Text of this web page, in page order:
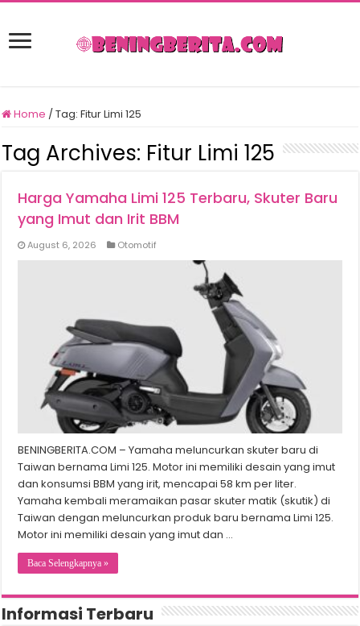
Home /Tag:Fitur Limi 125
Tag Archives: Fitur Limi 125
Harga Yamaha Limi 125 Terbaru, Skuter Baru
yang Imut dan Irit BBM
August 6, 2026 Otomotif
BENINGBERITA.COM – Yamaha meluncurkan skuter baru di
Taiwan bernama Limi 125. Motor ini memiliki desain yang imut
dan konsumsi BBM yang irit, mencapai 58 km per liter.
Yamaha kembali meramaikan pasar skuter matik (skutik) di
Taiwan dengan meluncurkan produk baru bernama Limi 125.
Motor ini memiliki desain yang imut dan …
Baca Selengkapnya »
Informasi Terbaru